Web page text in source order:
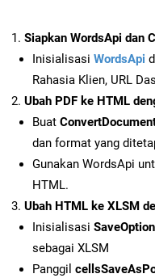
Siapkan WordsApi dan
Inisialisasi WordsApi
Rahasia Klien, URL
Ubah PDF ke HTML
Buat
dan format yang
Gunakan WordsApi
HTML.
Ubah HTML ke XLSM
Inisialisasi SaveOption
sebagai XLSM
Panggil